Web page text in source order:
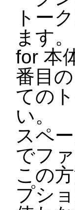
トー
ます。
for 本
番目
ての
い。
スペ
でフ
この
プシ